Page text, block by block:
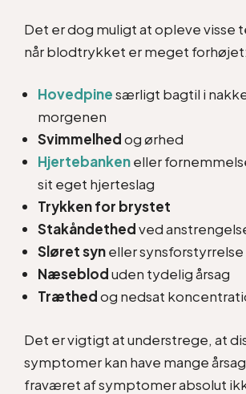
Det er dog muligt at opleve visse
når blodtrykket er meget forhøjet:
Hovedpinesærligt bagtil i
morgenen
Svimmelhedog ørhed
Hjertebankeneller
sit eget hjerteslag
Trykken for brystet
Stakåndethedved
Sløret syneller synsforstyrrelse
Næsebloduden tydelig årsag
Træthedog nedsat
Det er vigtigt at understrege, at
symptomer kan have mange
fraværet af symptomer absolut